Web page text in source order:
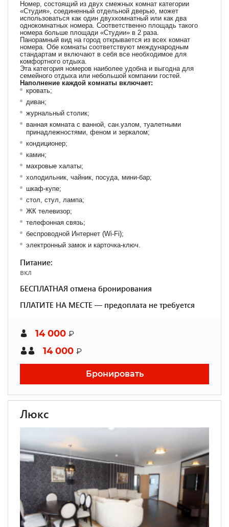
Номер, состоящий из двух смежных комнат категории
«Студия», соединенный отдельной дверью, может
использоваться как один двухкомнатный или как два
однокомнатных номера. Соответственно площадь такого
номера больше площади «Студии» в 2 раза.
Панорамный вид на город открывается из всех комнат
номера. Обе комнаты соответствуют международным
стандартам и включают в себя все необходимое для
комфортного отдыха.
Эта категория номеров наиболее удобна и выгодна для
семейного отдыха или небольшой компании гостей.
Наполнение каждой комнаты включает:
кровать;
диван;
журнальный столик;
ванная комната с ванной, сан.узлом, туалетными
принадлежностями, феном и зеркалом;
кондиционер;
камин;
махровые халаты;
холодильник, чайник, посуда, мини-бар;
шкаф-купе;
стол, стул, лампа;
ЖК телевизор;
телефонная связь;
беспроводной Интернет (Wi-Fi);
электронный замок и карточка-ключ.
Питание:
вкл
БЕСПЛАТНАЯ отмена бронирования
ПЛАТИТЕ НА МЕСТЕ — предоплата не требуется
14 000 ₽
14 000 ₽
Бронировать
Люкс